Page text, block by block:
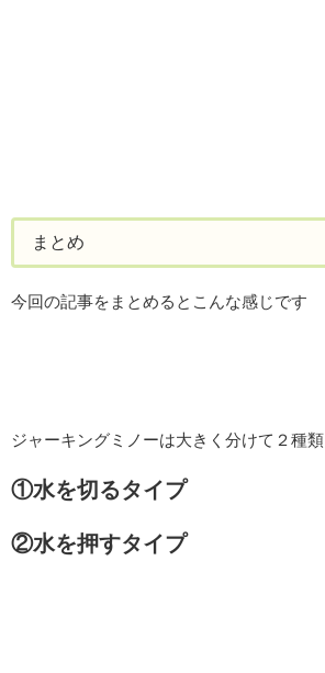
まとめ
今回の記事をまとめるとこんな感じです
ジャーキングミノーは大きく分けて２種類
①水を切るタイプ
②水を押すタイプ